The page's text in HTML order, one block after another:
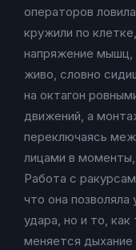
операторов
кружили по
напряжение мышц,
живо, словно
на октагон
движений, а
переключаясь
лицами в
Работа с
что она позволяла
удара, но и то, как
меняется дыхание